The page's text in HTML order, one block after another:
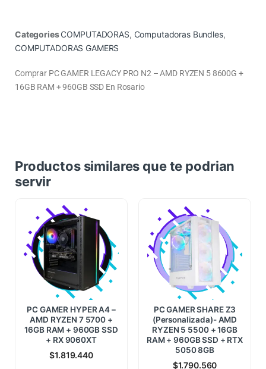
CategoriesCOMPUTADORAS, Computadoras Bundles,
COMPUTADORAS GAMERS
Comprar PC GAMER LEGACY PRO N2 – AMD RYZEN 5 8600G +
16GB RAM + 960GB SSD En Rosario
Productos similares que te podrian
servir
PC GAMER HYPER A4 –
AMD RYZEN 7 5700 +
16GB RAM + 960GB SSD
+ RX 9060XT
$1.819.440
PC GAMER SHARE Z3
(Personalizada)- AMD
RYZEN 5 5500 + 16GB
RAM + 960GB SSD + RTX
5050 8GB
$1.790.560